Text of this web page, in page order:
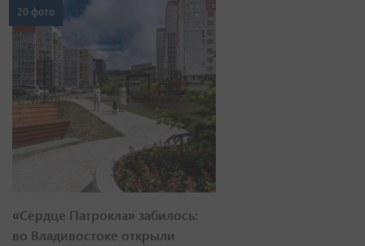
20 фото
«Сердце Патрокла» забилось:
во Владивостоке открыли